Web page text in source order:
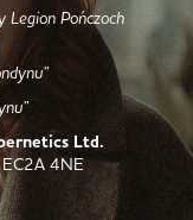
Legion Pończoch
Ltd.
4NE